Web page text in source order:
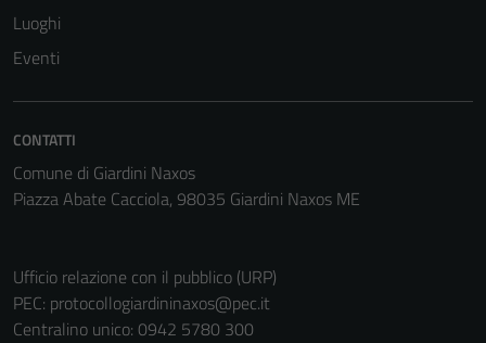
Luoghi
Eventi
CONTATTI
Comune di Giardini Naxos
Piazza Abate Cacciola, 98035 Giardini Naxos ME
Ufficio relazione con il pubblico (URP)
PEC: protocollogiardininaxos@pec.it
Centralino unico: 0942 5780 300
funzionamento
disabilitati.